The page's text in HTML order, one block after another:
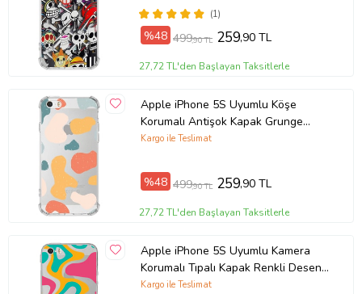
Ürün Kodu:kcm69217213 (1)
%48 499,90 TL 259,90 TL
27,72 TL'den Başlayan Taksitlerle
Apple iPhone 5S Uyumlu Köşe
Korumalı Antişok Kapak Grunge
Kargo ile Teslimat
%48 499,90 TL 259,90 TL
27,72 TL'den Başlayan Taksitlerle
Apple iPhone 5S Uyumlu Kamera
Korumalı Tıpalı Kapak Renkli Desen
Tasarımlı Şeffaf Kılıf
Kargo ile Teslimat